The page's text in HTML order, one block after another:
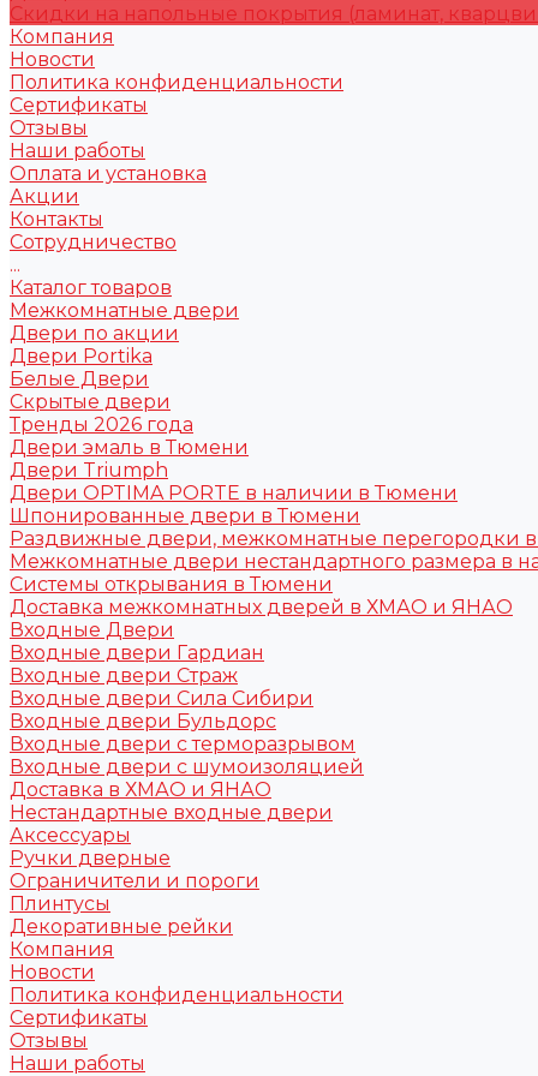
Скидки на напольные покрытия (ламинат,
Компания
Новости
Политика конфиденциальности
Сертификаты
Отзывы
Наши работы
Оплата и установка
Акции
Контакты
Сотрудничество
...
Каталог товаров
Межкомнатные двери
Двери по акции
Двери Portika
Белые Двери
Скрытые двери
Тренды 2026 года
Двери эмаль в Тюмени
Двери Triumph
Двери OPTIMA PORTE в наличии в Тюмени
Шпонированные двери в Тюмени
Раздвижные двери, межкомнатные перегородки
Межкомнатные двери нестандартного размера в
Системы открывания в Тюмени
Доставка межкомнатных дверей в ХМАО и ЯНАО
Входные Двери
Входные двери Гардиан
Входные двери Страж
Входные двери Сила Сибири
Входные двери Бульдорс
Входные двери с терморазрывом
Входные двери с шумоизоляцией
Доставка в ХМАО и ЯНАО
Нестандартные входные двери
Аксессуары
Ручки дверные
Ограничители и пороги
Плинтусы
Декоративные рейки
Компания
Новости
Политика конфиденциальности
Сертификаты
Отзывы
Наши работы